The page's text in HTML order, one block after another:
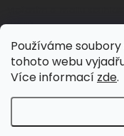
Používáme
tohoto webu
Více informací zde.
údajů